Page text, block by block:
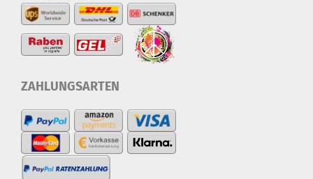
ZAHLUNGSARTEN